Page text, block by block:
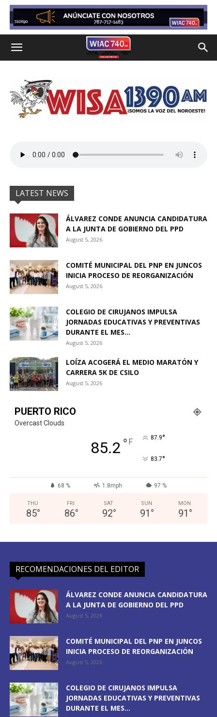
LATEST NEWS
ÁLVAREZ CONDE ANUNCIA CANDIDATURA
A LA JUNTA DE GOBIERNO DEL PPD
August 5, 2026
COMITÉ MUNICIPAL DEL PNP EN JUNCOS
INICIA PROCESO DE REORGANIZACIÓN
August 5, 2026
COLEGIO DE CIRUJANOS IMPULSA
JORNADAS EDUCATIVAS Y PREVENTIVAS
DURANTE EL MES...
August 5, 2026
LOÍZA ACOGERÁ EL MEDIO MARATÓN Y
CARRERA 5K DE CSILO
August 5, 2026
PUERTO RICO
Overcast Clouds
85.2 ° F 87.9°
83.7°
68 % 1.8mph 97 %
THU
85°
FRI
86°
SAT
92°
SUN
91 °
MON
91 °
RECOMENDACIONES DEL EDITOR
ÁLVAREZ CONDE ANUNCIA CANDIDATURA
A LA JUNTA DE GOBIERNO DEL PPD
August 5, 2026
COMITÉ MUNICIPAL DEL PNP EN JUNCOS
INICIA PROCESO DE REORGANIZACIÓN
August 5, 2026
COLEGIO DE CIRUJANOS IMPULSA
JORNADAS EDUCATIVAS Y PREVENTIVAS
DURANTE EL MES...